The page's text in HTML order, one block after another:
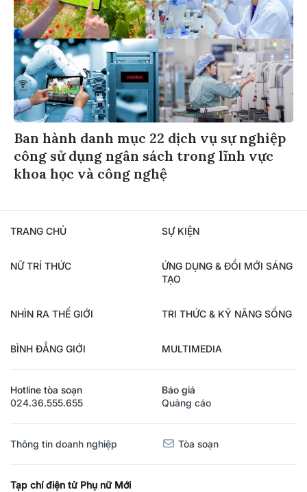
Ban hành danh mục 22 dịch vụ sự nghiệp
công sử dụng ngân sách trong lĩnh vực
khoa học và công nghệ
TRANG CHỦ SỰ KIỆN
NỮ TRÍ THỨC
ỨNG DỤNG & ĐỔI MỚI SÁNG
TẠO
NHÌN RA THẾ GIỚI TRI THỨC & KỸ NĂNG SỐNG
BÌNH ĐẲNG GIỚI MULTIMEDIA
Hotline tòa soạn
024.36.555.655
Báo giá
Quảng cáo
Thông tin doanh nghiệp Tòa soạn
Tạp chí điện tử Phụ nữ Mới